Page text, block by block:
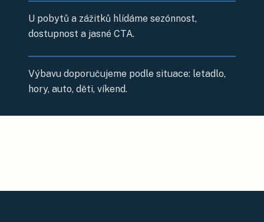
U pobytů a zážitků hlídáme sezónnost,
dostupnost a jasné CTA.
Výbavu doporučujeme podle situace: letadlo,
hory, auto, děti, víkend.